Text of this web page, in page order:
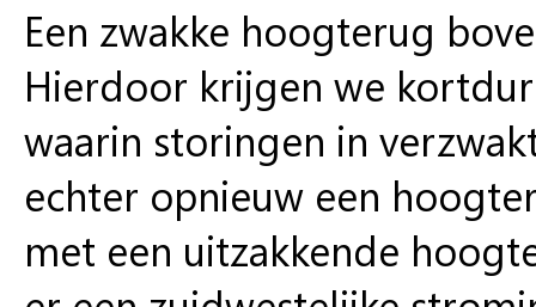
Een zwakke hoogterug
Hierdoor krijgen we
waarin storingen in
echter opnieuw een
met een uitzakkende